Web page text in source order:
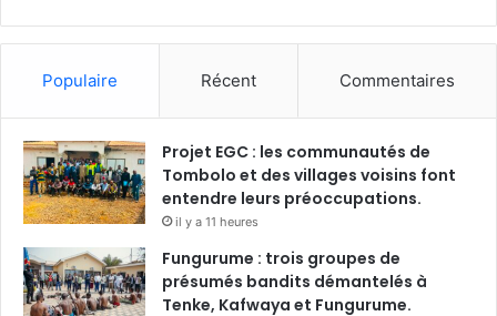
Populaire Récent Commentaires
Projet EGC : les communautés de
Tombolo et des villages voisins font
entendre leurs préoccupations.
il y a 11 heures
Fungurume : trois groupes de
présumés bandits démantelés à
Tenke, Kafwaya et Fungurume.